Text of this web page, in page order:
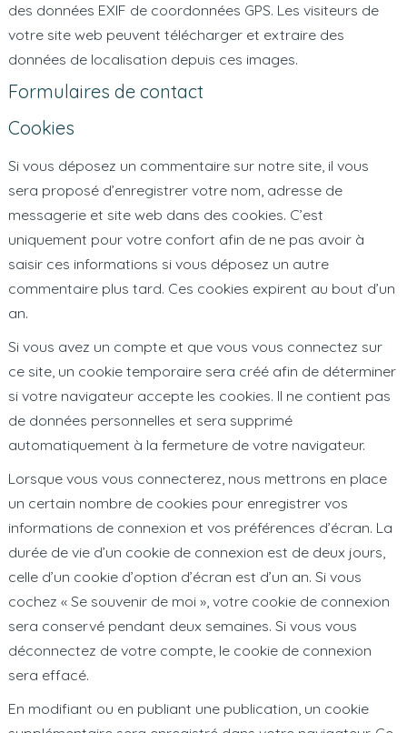
des données EXIF de coordonnées GPS. Les visiteurs de
votre site web peuvent télécharger et extraire des
données de localisation depuis ces images.
Formulaires de contact
Cookies
Si vous déposez un commentaire sur notre site, il vous
sera proposé d’enregistrer votre nom, adresse de
messagerie et site web dans des cookies. C’est
uniquement pour votre confort afin de ne pas avoir à
saisir ces informations si vous déposez un autre
commentaire plus tard. Ces cookies expirent au bout d’un
an.
Si vous avez un compte et que vous vous connectez sur
ce site, un cookie temporaire sera créé afin de déterminer
si votre navigateur accepte les cookies. Il ne contient pas
de données personnelles et sera supprimé
automatiquement à la fermeture de votre navigateur.
Lorsque vous vous connecterez, nous mettrons en place
un certain nombre de cookies pour enregistrer vos
informations de connexion et vos préférences d’écran. La
durée de vie d’un cookie de connexion est de deux jours,
celle d’un cookie d’option d’écran est d’un an. Si vous
cochez « Se souvenir de moi », votre cookie de connexion
sera conservé pendant deux semaines. Si vous vous
déconnectez de votre compte, le cookie de connexion
sera effacé.
En modifiant ou en publiant une publication, un cookie